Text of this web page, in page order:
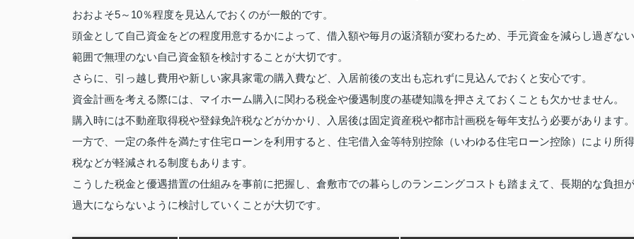
おおよそ5～10％程度を見込んでおくのが一般的です。
頭金として自己資金をどの程度用意するかによって、借入額や毎月の返済額が変わるため、手元資金を減らし過ぎない
範囲で無理のない自己資金額を検討することが大切です。
さらに、引っ越し費用や新しい家具家電の購入費など、入居前後の支出も忘れずに見込んでおくと安心です。
資金計画を考える際には、マイホーム購入に関わる税金や優遇制度の基礎知識を押さえておくことも欠かせません。
購入時には不動産取得税や登録免許税などがかかり、入居後は固定資産税や都市計画税を毎年支払う必要があります。
一方で、一定の条件を満たす住宅ローンを利用すると、住宅借入金等特別控除（いわゆる住宅ローン控除）により所得
税などが軽減される制度もあります。
こうした税金と優遇措置の仕組みを事前に把握し、倉敷市での暮らしのランニングコストも踏まえて、長期的な負担が
過大にならないように検討していくことが大切です。